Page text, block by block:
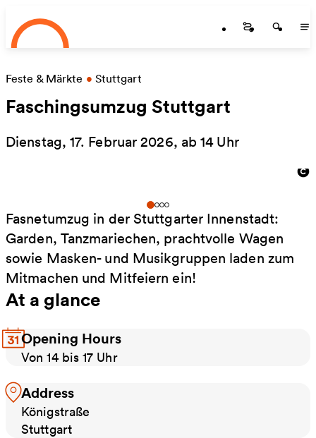
Skip to main content
Startseite
Feste & Märkte • Stuttgart
Faschingsumzug Stuttgart
Dienstag, 17. Februar 2026, ab 14 Uhr
Fasnetumzug in der Stuttgarter Innenstadt:
Garden, Tanzmariechen, prachtvolle Wagen
sowie Masken- und Musikgruppen laden zum
Mitmachen und Mitfeiern ein!
At a glance
Opening Hours
Von 14 bis 17 Uhr
Address
Königstraße
Stuttgart